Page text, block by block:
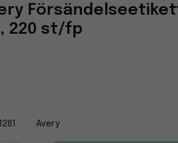
220 st/fp
Avery